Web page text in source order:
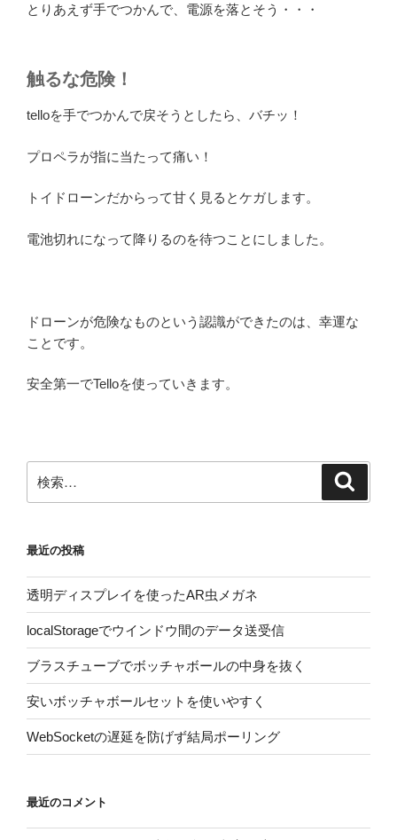
とりあえず手でつかんで、電源を落とそう・・・
触るな危険！
telloを手でつかんで戻そうとしたら、バチッ！
プロペラが指に当たって痛い！
トイドローンだからって甘く見るとケガします。
電池切れになって降りるのを待つことにしました。
ドローンが危険なものという認識ができたのは、幸運な
ことです。
安全第一でTelloを使っていきます。
索:
最近の投稿
透明ディスプレイを使ったAR虫メガネ
localStorageでウインドウ間のデータ送受信
ブラスチューブでボッチャボールの中身を抜く
安いボッチャボールセットを使いやすく
WebSocketの遅延を防げず結局ポーリング
最近のコメント